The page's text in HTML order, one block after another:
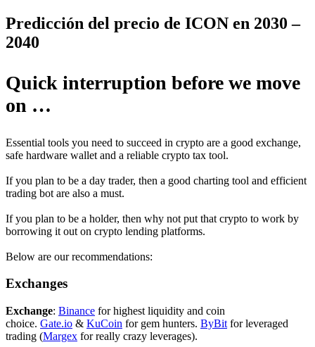
Predicción del precio de ICON en 2030 –
2040
Quick interruption before we move
on …
Essential tools you need to succeed in crypto are a good exchange,
safe hardware wallet and a reliable crypto tax tool.
If you plan to be a day trader, then a good charting tool and efficient
trading bot are also a must.
If you plan to be a holder, then why not put that crypto to work by
borrowing it out on crypto lending platforms.
Below are our recommendations:
Exchanges
Exchange: Binance for highest liquidity and coin
choice. Gate.io & KuCoin for gem hunters. ByBit for leveraged
trading (Margex for really crazy leverages).